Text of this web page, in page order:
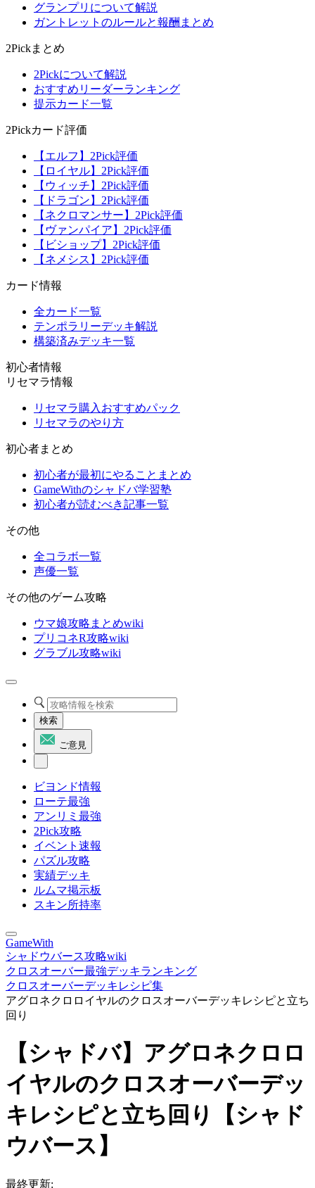
グランプリについて解説
ガントレットのルールと報酬まとめ
2Pickまとめ
2Pickについて解説
おすすめリーダーランキング
提示カード一覧
2Pickカード評価
【エルフ】2Pick評価
【ロイヤル】2Pick評価
【ウィッチ】2Pick評価
【ドラゴン】2Pick評価
【ネクロマンサー】2Pick評価
【ヴァンパイア】2Pick評価
【ビショップ】2Pick評価
【ネメシス】2Pick評価
カード情報
全カード一覧
テンポラリーデッキ解説
構築済みデッキ一覧
初心者情報
リセマラ情報
リセマラ購入おすすめパック
リセマラのやり方
初心者まとめ
初心者が最初にやることまとめ
GameWithのシャドバ学習塾
初心者が読むべき記事一覧
その他
全コラボ一覧
声優一覧
その他のゲーム攻略
ウマ娘攻略まとめwiki
プリコネR攻略wiki
グラブル攻略wiki
検索
ご意見
ビヨンド情報
ローテ最強
アンリミ最強
2Pick攻略
イベント速報
パズル攻略
実績デッキ
ルムマ掲示板
スキン所持率
GameWith
シャドウバース攻略wiki
クロスオーバー最強デッキランキング
クロスオーバーデッキレシピ集
アグロネクロロイヤルのクロスオーバーデッキレシピと立ち
回り
【シャドバ】アグロネクロロ
イヤルのクロスオーバーデッ
キレシピと立ち回り【シャド
ウバース】
最終更新: